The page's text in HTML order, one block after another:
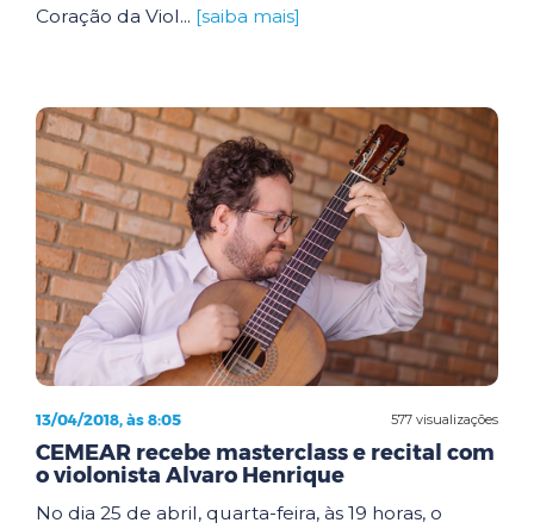
Coração da Viol... [saiba mais]
577 visualizações
13/04/2018, às 8:05
CEMEAR recebe masterclass e recital com
o violonista Alvaro Henrique
No dia 25 de abril, quarta-feira, às 19 horas, o